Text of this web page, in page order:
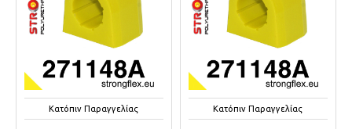
Κατόπιν Παραγγελίας Κατόπιν Παραγγελίας